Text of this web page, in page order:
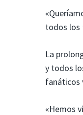
todos los
La
y todos
fanáticos
«Hemos